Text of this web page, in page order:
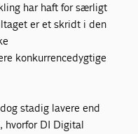
har haft for særligt
er et skridt i den
konkurrencedygtige
stadig lavere end
DI Digital